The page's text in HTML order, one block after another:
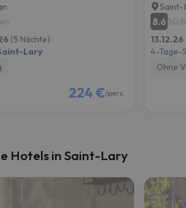
(5 Nächte)
Lary
224 €/pers.
8.6 50
4-Tage-
Ohne
Hotels in Saint-Lary